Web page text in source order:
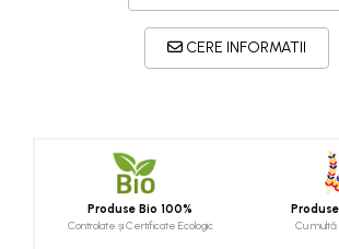
CERE INFORMATII
Produse Bio 100%
Controlate și Certificate Ecologic
Cu multă